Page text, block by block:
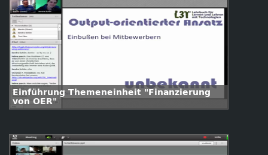
Einführung Themeneinheit "Finanzierung
von OER"